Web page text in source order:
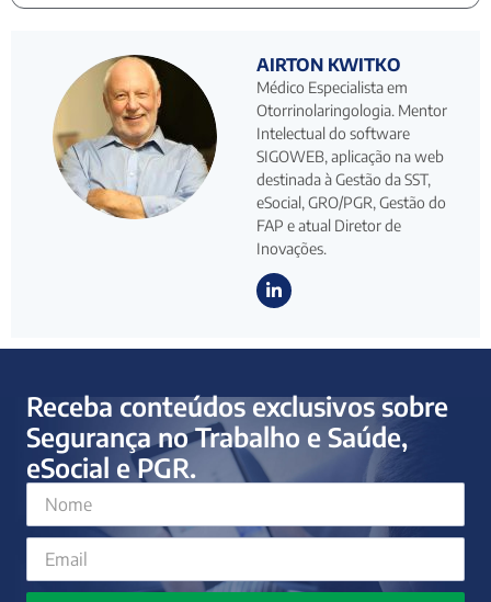
AIRTON KWITKO
Médico Especialista em
Otorrinolaringologia. Mentor
Intelectual do software
SIGOWEB, aplicação na web
destinada à Gestão da SST,
eSocial, GRO/PGR, Gestão do
FAP e atual Diretor de
Inovações.
Receba conteúdos exclusivos sobre
Segurança no Trabalho e Saúde,
eSocial e PGR.